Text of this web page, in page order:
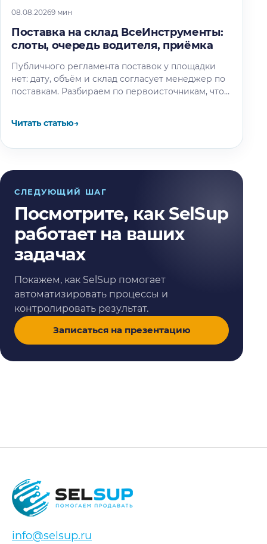
08.08.20269 мин
Поставка на склад ВсеИнструменты:
слоты, очередь водителя, приёмка
Публичного регламента поставок у площадки
нет: дату, объём и склад согласует менеджер по
поставкам. Разбираем по первоисточникам, что
Читать статью→
СЛЕДУЮЩИЙ ШАГ
Посмотрите, как SelSup
работает на ваших
задачах
Покажем, как SelSup помогает
автоматизировать процессы и
контролировать результат.
Записаться на презентацию
info@selsup.ru